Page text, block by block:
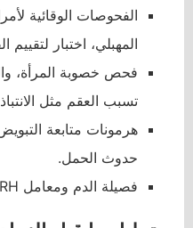
الفحوصات الوقائية
المهبلي، اختبار
فحص خصوبة المرأة،
تسبب العقم مثل
هرمونات متابعة
حدوث الحمل.
فصيلة الدم ومعامل RH.